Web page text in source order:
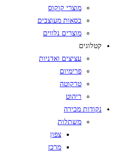
מוצרי קוקוס
כסאות מעוצבים
מוצרים נלווים
קטלוגים
עציצים ואדניות
פרימיום
טרקוטה
ריהוט
נקודות מכירה
משתלות
צפון
מרכז